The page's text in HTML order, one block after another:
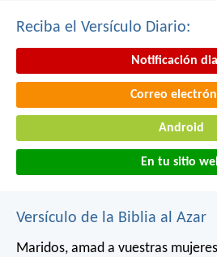
Reciba el Versículo Diario:
Notificación
Correo
Android
En tu sitio
Versículo de la Biblia al Azar
Maridos, amad a vuestras